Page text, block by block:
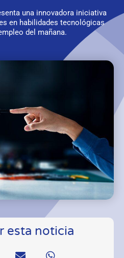
una innovadora iniciativa
en habilidades tecnológicas
del mañana.
esta noticia